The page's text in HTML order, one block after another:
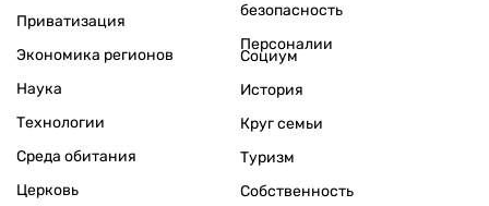
Приватизация
Экономика регионов
безопасность
Персоналии
Наука
Технологии
Среда обитания
Церковь
Социум
История
Круг семьи
Туризм
Собственность